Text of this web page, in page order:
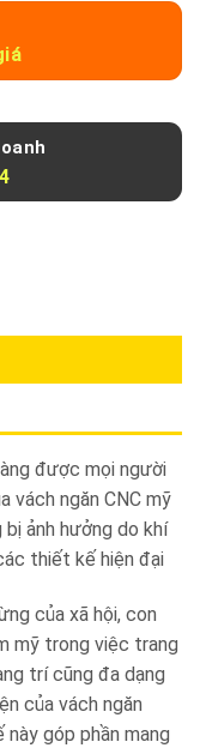
được mọi người
vách ngăn CNC mỹ
ảnh hưởng do khí
thiết kế hiện đại
của xã hội, con
mỹ trong việc trang
trí cũng đa dạng
của vách ngăn
góp phần mang